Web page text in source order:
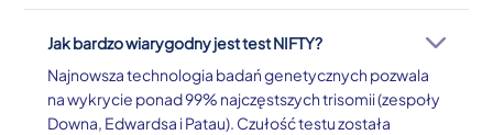
Jak bardzo wiarygodny jest test NIFTY?
Najnowsza technologia badań genetycznych pozwala
na wykrycie ponad 99% najczęstszych trisomii (zespoły
Downa, Edwardsa i Patau). Czułość testu została